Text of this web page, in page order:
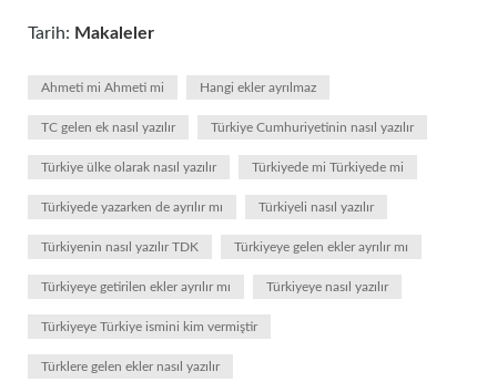
Tarih: Makaleler
Ahmeti mi Ahmeti mi Hangi ekler ayrılmaz
TC gelen ek nasıl yazılır Türkiye Cumhuriyetinin nasıl yazılır
Türkiye ülke olarak nasıl yazılır Türkiyede mi Türkiyede mi
Türkiyede yazarken de ayrılır mı Türkiyeli nasıl yazılır
Türkiyenin nasıl yazılır TDK Türkiyeye gelen ekler ayrılır mı
Türkiyeye getirilen ekler ayrılır mı Türkiyeye nasıl yazılır
Türkiyeye Türkiye ismini kim vermiştir
Türklere gelen ekler nasıl yazılır